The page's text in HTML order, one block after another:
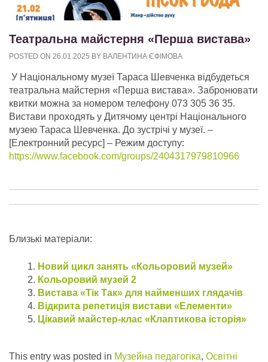
Театральна майстерня «Перша вистава»
POSTED ON 26.01.2025 BY ВАЛЕНТИНА ЄФІМОВА
У Національному музеї Тараса Шевченка відбудеться
театральна майстерня «Перша вистава». Забронювати
квитки можна за номером телефону 073 305 36 35.
Вистави проходять у Дитячому центрі Національного
музею Тараса Шевченка. До зустрічі у музеї. –
[Електронний ресурс] – Режим доступу:
https://www.facebook.com/groups/2404317979810966
Близькі матеріали:
Новий цикл занять «Кольоровий музей»
Кольоровий музей 2
Вистава «Тік Так» для найменших глядачів
Відкрита репетиція вистави «Елементи»
Цікавий майстер-клас «Клаптикова історія»
This entry was posted in Музейна педагогіка, Освітні